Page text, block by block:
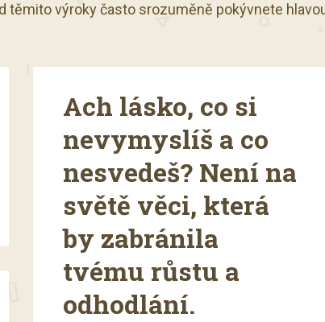
těmito výroky často srozuměně pokývnete
Ach lásko, co si
nevymyslíš a co
nesvedeš? Není na
světě věci, která
by zabránila
tvému růstu a
odhodlání.